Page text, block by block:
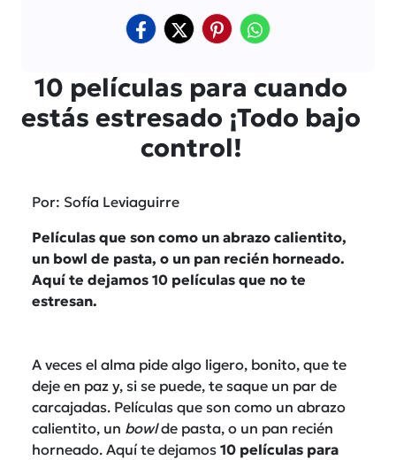
10 películas para cuando
estás estresado ¡Todo bajo
control!
Por: Sofía Leviaguirre
Películas que son como un abrazo calientito,
un bowl de pasta, o un pan recién horneado.
Aquí te dejamos 10 películas que no te
estresan.
A veces el alma pide algo ligero, bonito, que te
deje en paz y, si se puede, te saque un par de
carcajadas. Películas que son como un abrazo
calientito, un bowlde pasta, o un pan recién
horneado. Aquí te dejamos 10 películas para